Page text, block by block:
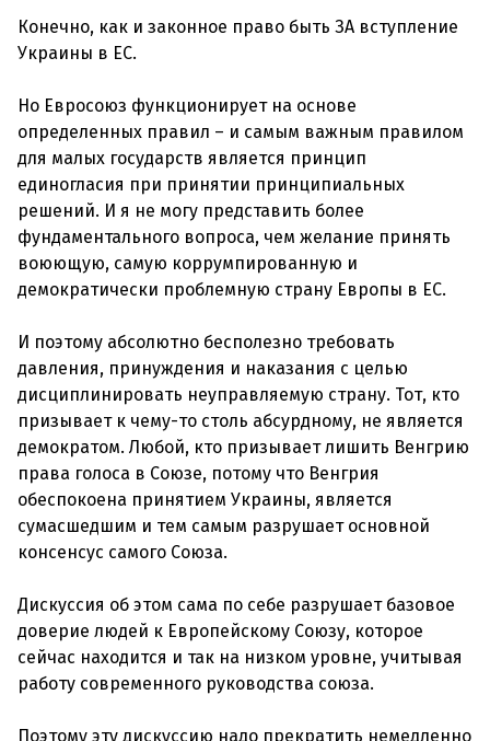
Конечно, как и законное право быть ЗА вступление
Украины в ЕС.
Но Евросоюз функционирует на основе
определенных правил – и самым важным правилом
для малых государств является принцип
единогласия при принятии принципиальных
решений. И я не могу представить более
фундаментального вопроса, чем желание принять
воюющую, самую коррумпированную и
демократически проблемную страну Европы в ЕС.
И поэтому абсолютно бесполезно требовать
давления, принуждения и наказания с целью
дисциплинировать неуправляемую страну. Тот, кто
призывает к чему-то столь абсурдному, не является
демократом. Любой, кто призывает лишить Венгрию
права голоса в Союзе, потому что Венгрия
обеспокоена принятием Украины, является
сумасшедшим и тем самым разрушает основной
консенсус самого Союза.
Дискуссия об этом сама по себе разрушает базовое
доверие людей к Европейскому Союзу, которое
сейчас находится и так на низком уровне, учитывая
работу современного руководства союза.
Поэтому эту дискуссию надо прекратить немедленно